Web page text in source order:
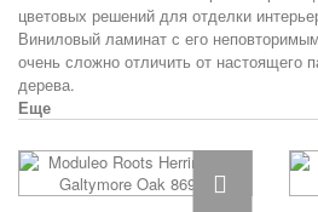
цветовых решений для отделки
Виниловый ламинат с его
очень сложно отличить от настоящего
дерева.
Еще